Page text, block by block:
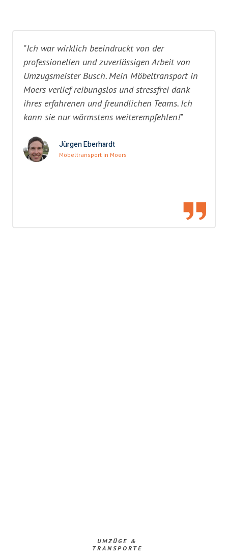
"Ich war wirklich beeindruckt von der
professionellen und zuverlässigen Arbeit von
Umzugsmeister Busch. Mein Möbeltransport in
Moers verlief reibungslos und stressfrei dank
ihres erfahrenen und freundlichen Teams. Ich
kann sie nur wärmstens weiterempfehlen!"
Jürgen Eberhardt
Möbeltransport in Moers
UMZÜGE &
TRANSPORTE